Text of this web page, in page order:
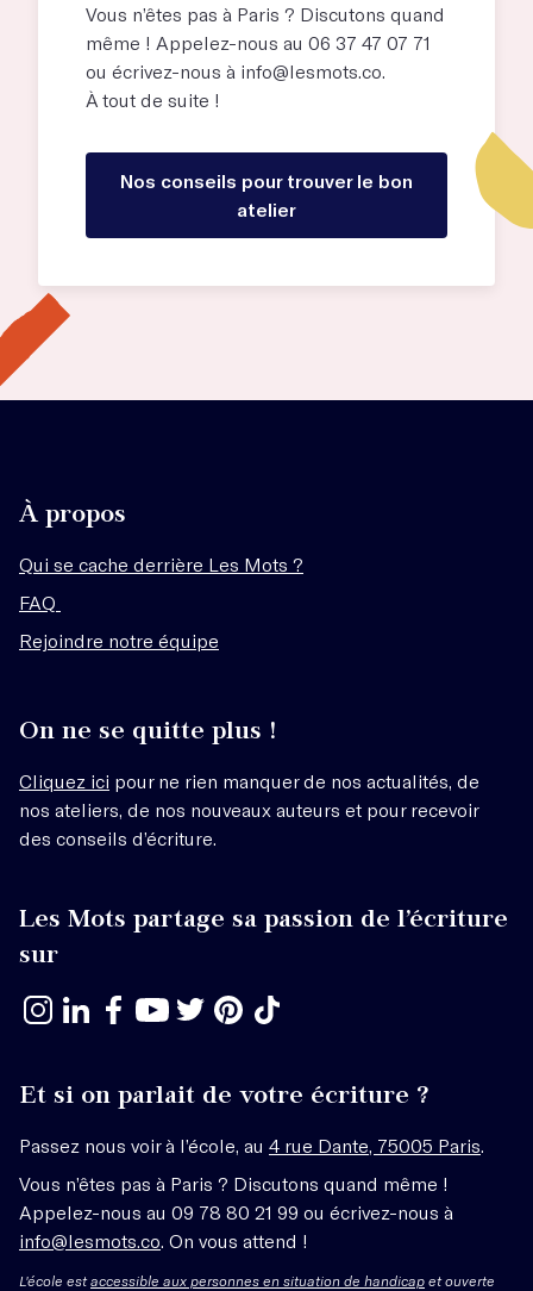
Vous n’êtes pas à Paris ? Discutons quand
même ! Appelez-nous au 06 37 47 07 71
ou écrivez-nous à info@lesmots.co.
À tout de suite !
Nos conseils pour trouver le bon
atelier
À propos
Qui se cache derrière Les Mots ?
FAQ
Rejoindre notre équipe
On ne se quitte plus !
Cliquez ici pour ne rien manquer de nos actualités, de
nos ateliers, de nos nouveaux auteurs et pour recevoir
des conseils d’écriture.
Les Mots partage sa passion de l’écriture
sur
Et si on parlait de votre écriture ?
Passez nous voir à l’école, au 4 rue Dante, 75005 Paris.
Vous n’êtes pas à Paris ? Discutons quand même !
Appelez-nous au 09 78 80 21 99 ou écrivez-nous à
info@lesmots.co. On vous attend !
L'école estaccessible aux personnes en situation de handicap et ouverte